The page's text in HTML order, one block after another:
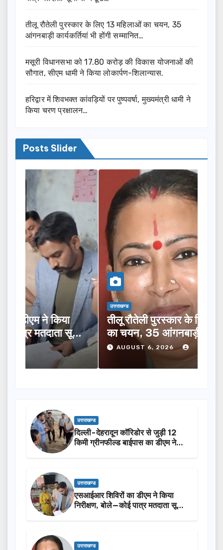
तीलू रौतेली पुरस्कार के लिए 13 महिलाओं का चयन, 35
आंगनबाड़ी कार्यकर्तियां भी होंगी सम्मानित…
मसूरी विधानसभा को 17.80 करोड़ की विकास योजनाओं की
सौगात, सीएम धामी ने किया लोकार्पण-शिलान्यास.
हरिद्वार में शिवभक्त कांवड़ियों पर पुष्पवर्षा, मुख्यमंत्री धामी ने
किया चरण प्रक्षालन…
Posts Slider
उत्तराखण्ड
तीलू रौतेली पुरस्कार के लिए 13 महिलाओं
का चयन, 35 आंगनबाड़ी कार्यकर्तियां भी
होंगी सम्मानित…
AUGUST 6, 2026
उत्तराखण्ड
दिल्ली-देहरादून कॉरिडोर से जुड़ी 12
किमी ग्रीनफील्ड बाईपास का डीएम ने
उत्तराखण्ड
एसआईआर शिविरों का डीएम ने किया
निरीक्षण, बोले—कोई पात्र मतदाता सूची
उत्तराखण्ड